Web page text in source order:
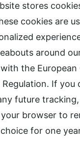
込 DXLIVE求人.comへ
式サイト
のチャットレディ求人情
stores
cookies are
around
the European
If you
future tracking,
browser to
choice for one